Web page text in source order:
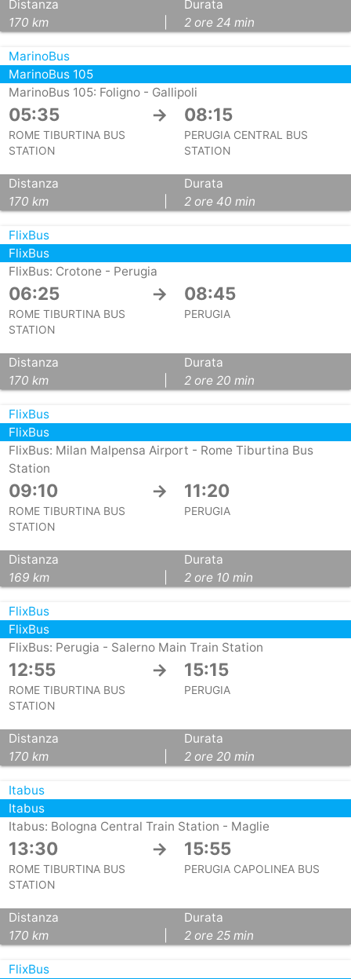
Distanza
170 km
Durata
2 ore 24 min
MarinoBus
MarinoBus 105
MarinoBus 105: Foligno - Gallipoli
05:35 → 08:15
ROME TIBURTINA BUS
STATION
PERUGIA CENTRAL BUS
STATION
Distanza
170 km
Durata
2 ore 40 min
FlixBus
FlixBus
FlixBus: Crotone - Perugia
06:25 → 08:45
ROME TIBURTINA BUS
STATION
PERUGIA
Distanza
170 km
Durata
2 ore 20 min
FlixBus
FlixBus
FlixBus: Milan Malpensa Airport - Rome Tiburtina Bus
Station
09:10 → 11:20
ROME TIBURTINA BUS
STATION
PERUGIA
Distanza
169 km
Durata
2 ore 10 min
FlixBus
FlixBus
FlixBus: Perugia - Salerno Main Train Station
12:55 → 15:15
ROME TIBURTINA BUS
STATION
PERUGIA
Distanza
170 km
Durata
2 ore 20 min
Itabus
Itabus
Itabus: Bologna Central Train Station - Maglie
13:30 → 15:55
ROME TIBURTINA BUS
STATION
PERUGIA CAPOLINEA BUS
Distanza
170 km
Durata
2 ore 25 min
FlixBus